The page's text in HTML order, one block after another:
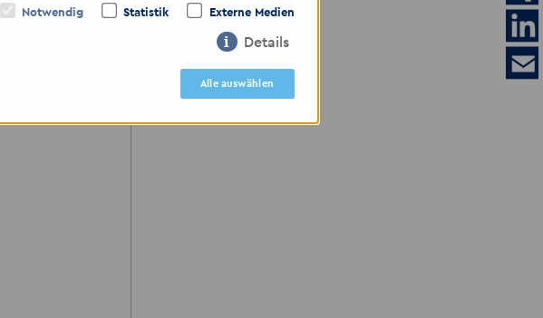
Notwendig Statistik Externe Medien
Details
Alle auswählen